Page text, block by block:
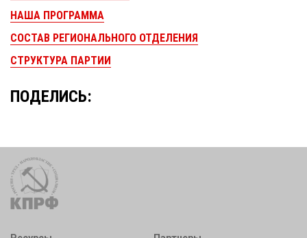
НАША ПРОГРАММА
СОСТАВ РЕГИОНАЛЬНОГО ОТДЕЛЕНИЯ
СТРУКТУРА ПАРТИИ
ПОДЕЛИСЬ: